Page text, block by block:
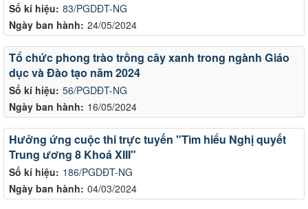
Số kí hiệu: 83/PGDĐT-NG
Ngày ban hành: 24/05/2024
Số kí hiệu: 56/PGDĐT-NG
Ngày ban hành: 16/05/2024
Tổ chức phong trào trồng cây xanh trong ngành Giáo
dục và Đào tạo năm 2024
Số kí hiệu: 186/PGDĐT-NG
Ngày ban hành: 04/03/2024
Hưởng ứng cuộc thi trực tuyến "Tìm hiểu Nghị quyết
Trung ương 8 Khoá XIII"